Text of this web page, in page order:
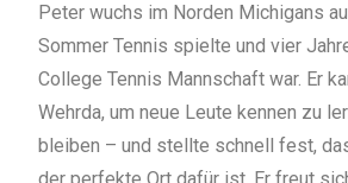
Peter wuchs im Norden Michigans
Sommer Tennis spielte und vier
College Tennis Mannschaft war. Er
Wehrda, um neue Leute kennen zu
bleiben – und stellte schnell fest,